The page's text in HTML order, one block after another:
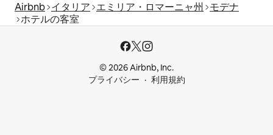
Airbnb イタリア エミリア・ロマーニャ州
モデナ
ホテルの客室
© 2026 Airbnb, Inc.
プライバシー
利用規約